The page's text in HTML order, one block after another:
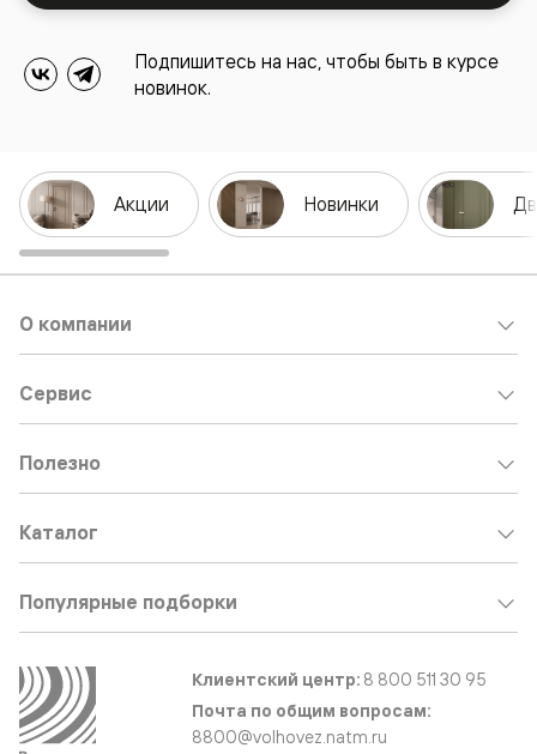
Подпишитесь на нас, чтобы быть в курсе
новинок.
Акции Новинки
О компании
Сервис
Полезно
Каталог
Популярные подборки
Клиентский центр: 8 800 511 30 95
Почта по общим вопросам:
8800@volhovez.natm.ru